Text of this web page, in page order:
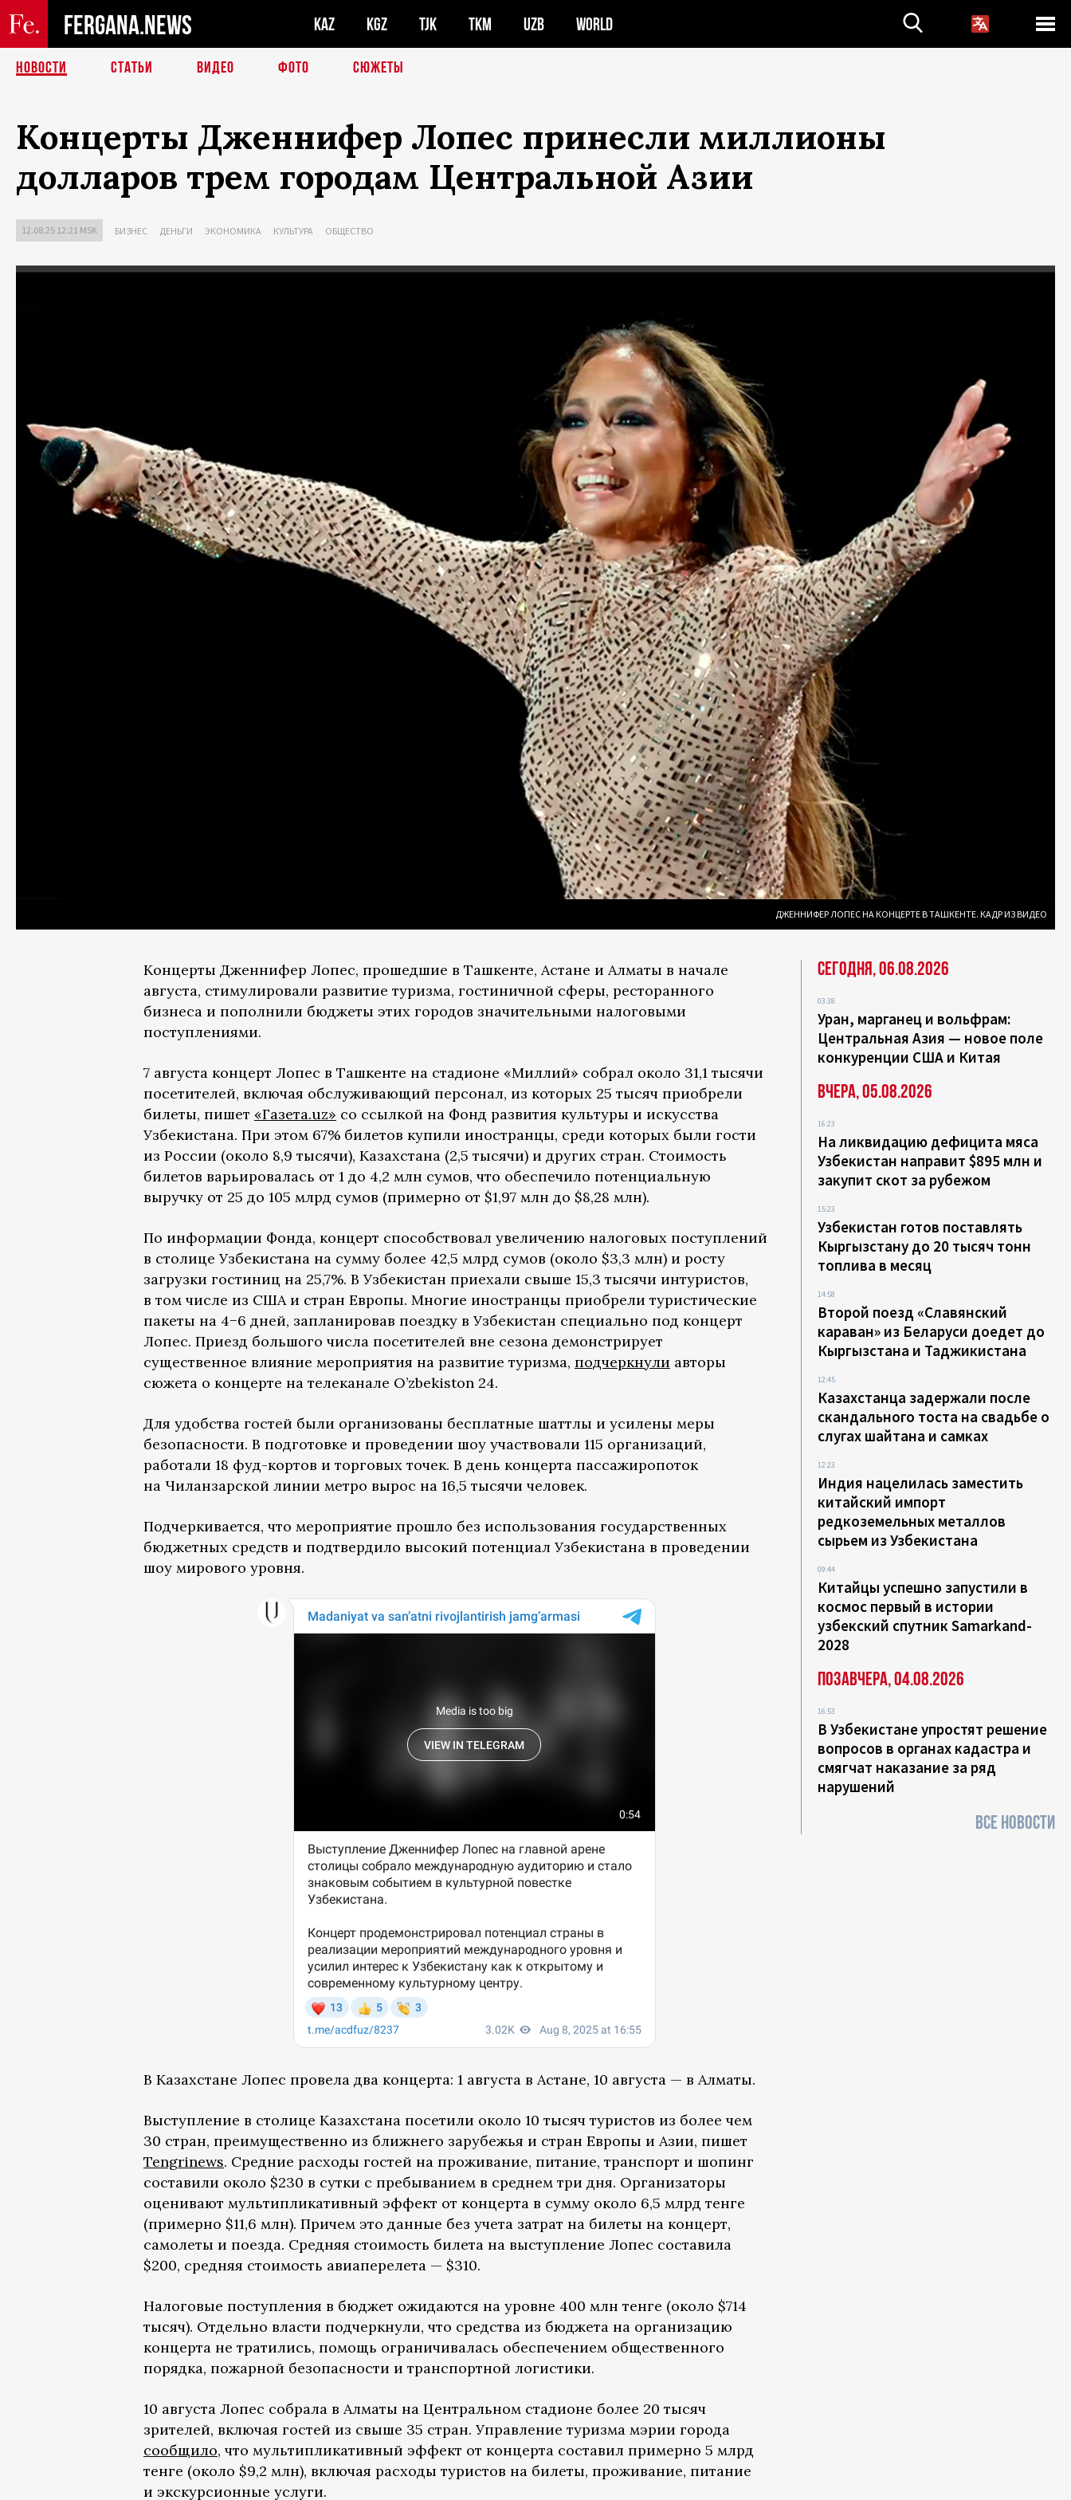
FERGANA.NEWS KAZ KGZ TJK TKM UZB WORLD
НОВОСТИ СТАТЬИ ВИДЕО ФОТО СЮЖЕТЫ
Концерты Дженнифер Лопес принесли миллионы
долларов трем городам Центральной Азии
12.08.25 12:21 MSK БИЗНЕС ДЕНЬГИ ЭКОНОМИКА КУЛЬТУРА ОБЩЕСТВО
ДЖЕННИФЕР ЛОПЕС НА КОНЦЕРТЕ В ТАШКЕНТЕ. КАДР ИЗ ВИДЕО
Концерты Дженнифер Лопес, прошедшие в Ташкенте, Астане и Алматы в начале
августа, стимулировали развитие туризма, гостиничной сферы, ресторанного
бизнеса и пополнили бюджеты этих городов значительными налоговыми
поступлениями.
7 августа концерт Лопес в Ташкенте на стадионе «Миллий» собрал около 31,1 тысячи
посетителей, включая обслуживающий персонал, из которых 25 тысяч приобрели
билеты, пишет «Газета.uz» со ссылкой на Фонд развития культуры и искусства
Узбекистана. При этом 67% билетов купили иностранцы, среди которых были гости
из России (около 8,9 тысячи), Казахстана (2,5 тысячи) и других стран. Стоимость
билетов варьировалась от 1 до 4,2 млн сумов, что обеспечило потенциальную
выручку от 25 до 105 млрд сумов (примерно от $1,97 млн до $8,28 млн).
По информации Фонда, концерт способствовал увеличению налоговых поступлений
в столице Узбекистана на сумму более 42,5 млрд сумов (около $3,3 млн) и росту
загрузки гостиниц на 25,7%. В Узбекистан приехали свыше 15,3 тысячи интуристов,
в том числе из США и стран Европы. Многие иностранцы приобрели туристические
пакеты на 4−6 дней, запланировав поездку в Узбекистан специально под концерт
Лопес. Приезд большого числа посетителей вне сезона демонстрирует
существенное влияние мероприятия на развитие туризма, подчеркнули авторы
сюжета о концерте на телеканале O’zbekiston 24.
Для удобства гостей были организованы бесплатные шаттлы и усилены меры
безопасности. В подготовке и проведении шоу участвовали 115 организаций,
работали 18 фуд-кортов и торговых точек. В день концерта пассажиропоток
на Чиланзарской линии метро вырос на 16,5 тысячи человек.
Подчеркивается, что мероприятие прошло без использования государственных
бюджетных средств и подтвердило высокий потенциал Узбекистана в проведении
шоу мирового уровня.
В Казахстане Лопес провела два концерта: 1 августа в Астане, 10 августа — в Алматы.
Выступление в столице Казахстана посетили около 10 тысяч туристов из более чем
30 стран, преимущественно из ближнего зарубежья и стран Европы и Азии, пишет
Tengrinews. Средние расходы гостей на проживание, питание, транспорт и шопинг
составили около $230 в сутки с пребыванием в среднем три дня. Организаторы
оценивают мультипликативный эффект от концерта в сумму около 6,5 млрд тенге
(примерно $11,6 млн). Причем это данные без учета затрат на билеты на концерт,
самолеты и поезда. Средняя стоимость билета на выступление Лопес составила
$200, средняя стоимость авиаперелета — $310.
Налоговые поступления в бюджет ожидаются на уровне 400 млн тенге (около $714
тысяч). Отдельно власти подчеркнули, что средства из бюджета на организацию
концерта не тратились, помощь ограничивалась обеспечением общественного
порядка, пожарной безопасности и транспортной логистики.
10 августа Лопес собрала в Алматы на Центральном стадионе более 20 тысяч
зрителей, включая гостей из свыше 35 стран. Управление туризма мэрии города
сообщило, что мультипликативный эффект от концерта составил примерно 5 млрд
тенге (около $9,2 млн), включая расходы туристов на билеты, проживание, питание
и экскурсионные услуги.
Сегодня, 06.08.2026
03:38
Уран, марганец и вольфрам:
Центральная Азия — новое поле
конкуренции США и Китая
Вчера, 05.08.2026
16:23
На ликвидацию дефицита мяса
Узбекистан направит $895 млн и
закупит скот за рубежом
15:23
Узбекистан готов поставлять
Кыргызстану до 20 тысяч тонн
топлива в месяц
14:58
Второй поезд «Славянский
караван» из Беларуси доедет до
Кыргызстана и Таджикистана
12:45
Казахстанца задержали после
скандального тоста на свадьбе о
слугах шайтана и самках
12:23
Индия нацелилась заместить
китайский импорт
редкоземельных металлов
сырьем из Узбекистана
09:44
Китайцы успешно запустили в
космос первый в истории
узбекский спутник Samarkand-
2028
Позавчера, 04.08.2026
16:53
В Узбекистане упростят решение
вопросов в органах кадастра и
смягчат наказание за ряд
нарушений
ВСЕ НОВОСТИ